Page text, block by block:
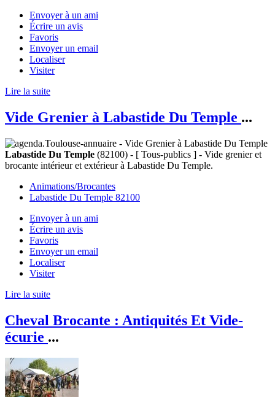
Envoyer à un ami
Écrire un avis
Favoris
Envoyer un email
Localiser
Visiter
Lire la suite
Vide Grenier à Labastide Du Temple ...
Labastide Du Temple (82100) - [ Tous-publics ] - Vide grenier et
brocante intérieur et extérieur à Labastide Du Temple.
Animations/Brocantes
Labastide Du Temple 82100
Envoyer à un ami
Écrire un avis
Favoris
Envoyer un email
Localiser
Visiter
Lire la suite
Cheval Brocante : Antiquités Et Vide-
écurie ...